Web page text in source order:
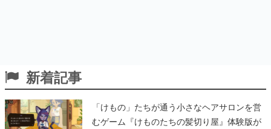
新着記事
「けもの」たちが通う小さなヘアサロンを営
むゲーム『けものたちの髪切り屋』体験版が